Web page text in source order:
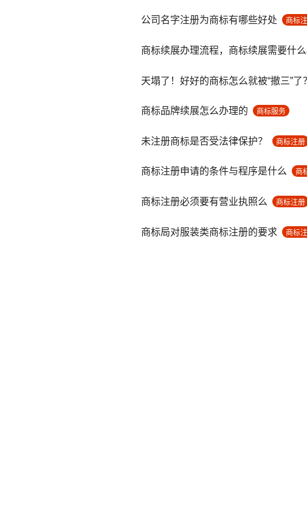
公司名字注册为商标有哪些好处 商标
商标续展办理流程，商标续展需要什
天塌了！好好的商标怎么就被“撤三”了？
商标品牌续展怎么办理的 商标服务
未注册商标是否受法律保护？ 商标注册
商标注册申请的条件与程序是什么 商
商标注册必须要有营业执照么 商标注册
商标局对服装类商标注册的要求 商标